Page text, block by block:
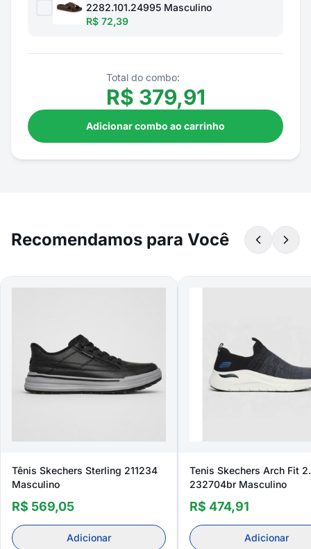
2282.101.24995 Masculino
R$ 72,39
Total do combo:
R$ 379,91
Adicionar combo ao carrinho
Recomendamos para Você
Tênis Skechers Sterling 211234
Masculino
R$ 569,05
Adicionar
Tenis Skechers Arch Fit
232704br Masculino
R$ 474,91
Adicionar